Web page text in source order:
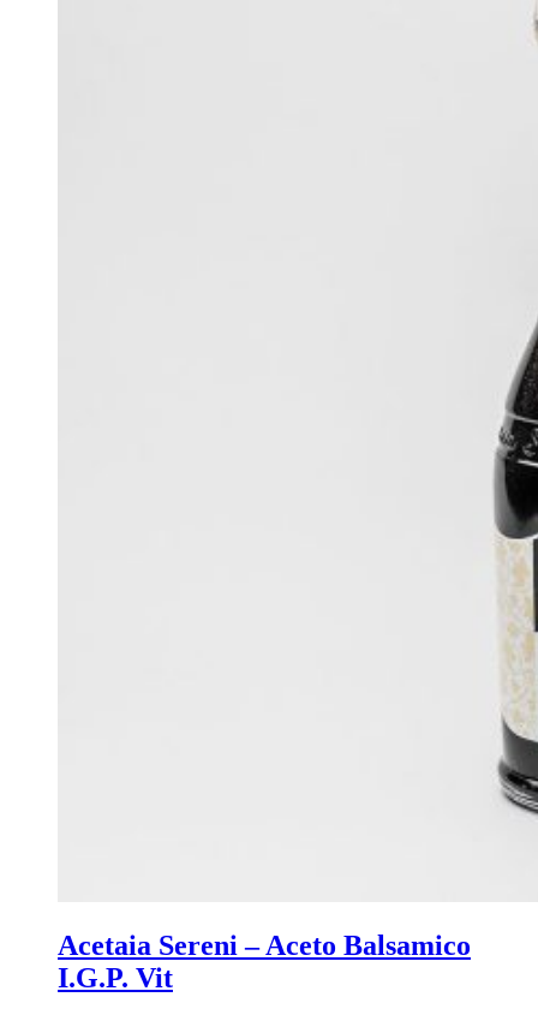
Acetaia Sereni – Aceto Balsamico
I.G.P. Vit